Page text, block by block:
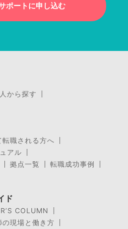
ポートに申し込む
から探す
転職される方へ
アル
拠点一覧
転職成功事例
ド
COLUMN
の現場と働き方